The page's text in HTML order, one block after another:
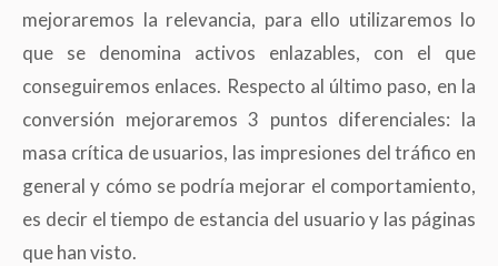
mejoraremos la relevancia, para ello utilizaremos lo
que se denomina activos enlazables, con el que
conseguiremos enlaces. Respecto al último paso, en la
conversión mejoraremos 3 puntos diferenciales: la
masa crítica de usuarios, las impresiones del tráfico en
general y cómo se podría mejorar el comportamiento,
es decir el tiempo de estancia del usuario y las páginas
que han visto.